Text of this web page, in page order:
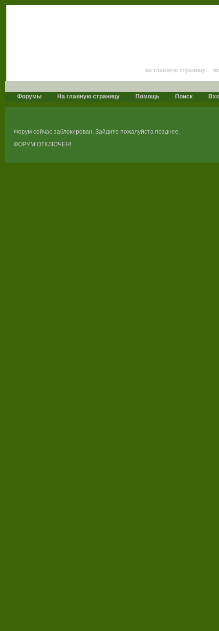
на главную страницу
Форумы На главную страницу Помощь Поиск
Форум сейчас заблокирован. Зайдите пожалуйста позднее.
ФОРУМ ОТКЛЮЧЕН!